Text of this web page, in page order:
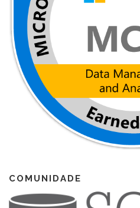
COMUNIDADE